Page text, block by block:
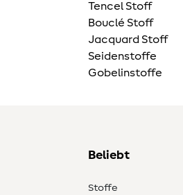
Tencel Stoff
Bouclé Stoff
Jacquard Stoff
Seidenstoffe
Gobelinstoffe
Beliebt
Stoffe